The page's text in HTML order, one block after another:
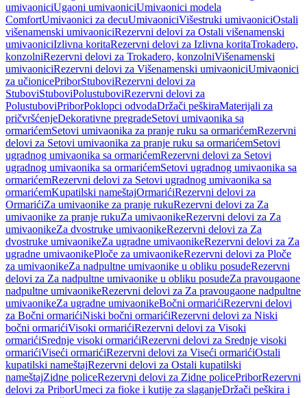
umivaoniciUgaoni umivaoniciUmivaonici modela
ComfortUmivaonici za decuUmivaoniciVišestruki umivaoniciOstali
višenamenski umivaoniciRezervni delovi za Ostali višenamenski
umivaoniciIzlivna koritaRezervni delovi za Izlivna koritaTrokadero,
konzolniRezervni delovi za Trokadero, konzolniVišenamenski
umivaoniciRezervni delovi za Višenamenski umivaoniciUmivaonici
za učionicePriborStuboviRezervni delovi za
StuboviStuboviPolustuboviRezervni delovi za
PolustuboviPriborPoklopci odvodaDržači peškiraMaterijali za
pričvršćenjeDekorativne pregradeSetovi umivaonika sa
ormarićemSetovi umivaonika za pranje ruku sa ormarićemRezervni
delovi za Setovi umivaonika za pranje ruku sa ormarićemSetovi
ugradnog umivaonika sa ormarićemRezervni delovi za Setovi
ugradnog umivaonika sa ormarićemSetovi ugradnog umivaonika sa
ormarićemRezervni delovi za Setovi ugradnog umivaonika sa
ormarićemKupatilski nameštajOrmarićiRezervni delovi za
OrmarićiZa umivaonike za pranje rukuRezervni delovi za Za
umivaonike za pranje rukuZa umivaonikeRezervni delovi za Za
umivaonikeZa dvostruke umivaonikeRezervni delovi za Za
dvostruke umivaonikeZa ugradne umivaonikeRezervni delovi za Za
ugradne umivaonikePloče za umivaonikeRezervni delovi za Ploče
za umivaonikeZa nadpultne umivaonike u obliku posudeRezervni
delovi za Za nadpultne umivaonike u obliku posudeZa pravougaone
nadpultne umivaonikeRezervni delovi za Za pravougaone nadpultne
umivaonikeZa ugradne umivaonikeBočni ormarićiRezervni delovi
za Bočni ormarićiNiski bočni ormarićiRezervni delovi za Niski
bočni ormarićiVisoki ormarićiRezervni delovi za Visoki
ormarićiSrednje visoki ormarićiRezervni delovi za Srednje visoki
ormarićiViseći ormarićiRezervni delovi za Viseći ormarićiOstali
kupatilski nameštajRezervni delovi za Ostali kupatilski
nameštajZidne policeRezervni delovi za Zidne policePriborRezervni
delovi za PriborUmeci za fioke i kutije za slaganjeDržači peškira i